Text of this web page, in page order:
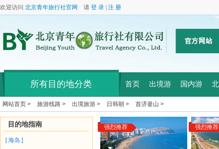
欢迎访问 北京青年旅行社官网 请 登 录 注 册
所有目的地分类 首页 出境游 国内游
网站首页 > 旅游线路 > 出境旅游 > 日韩朝 > 首济釜山 >
目的地指南
[ 海岛 ]
强烈推荐 强烈推荐